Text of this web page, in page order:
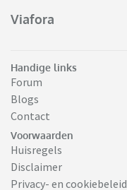
Viafora
Handige links
Forum
Blogs
Contact
Voorwaarden
Huisregels
Disclaimer
Privacy- en cookiebeleid